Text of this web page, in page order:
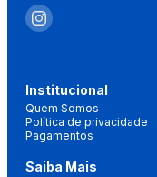
Institucional
Quem Somos
Política de privacidade
Pagamentos
Saiba Mais